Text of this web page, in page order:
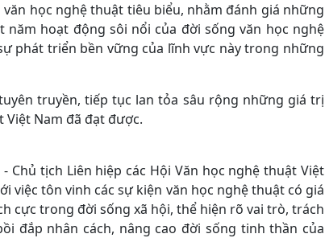
học nghệ thuật tiêu biểu, nhằm đánh giá những
hoạt động sôi nổi của đời sống văn học nghệ
phát triển bền vững của lĩnh vực này trong những
truyền, tiếp tục lan tỏa sâu rộng những giá trị
Nam đã đạt được.
Chủ tịch Liên hiệp các Hội Văn học nghệ thuật Việt
việc tôn vinh các sự kiện văn học nghệ thuật có giá
cực trong đời sống xã hội, thể hiện rõ vai trò, trách
đắp nhân cách, nâng cao đời sống tinh thần của